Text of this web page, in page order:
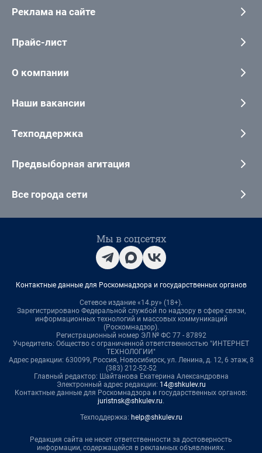
Реклама на сайте
Прайс-лист
О компании
Наши вакансии
Техподдержка
Предвыборная агитация
Все города сети
Мы в соцсетях
Контактные данные для Роскомнадзора и государственных органов
Сетевое издание «14.ру» (18+).
Зарегистрировано Федеральной службой по надзору в сфере связи,
информационных технологий и массовых коммуникаций
(Роскомнадзор).
Регистрационный номер ЭЛ № ФС 77 - 87892
Учредитель: Общество с ограниченной ответственностью "ИНТЕРНЕТ
ТЕХНОЛОГИИ"
Адрес редакции: 630099, Россия, Новосибирск, ул. Ленина, д. 12, 6 этаж, 8
(383) 212-52-52
Главный редактор: Шайтанова Екатерина Александровна
Электронный адрес редакции: 14@shkulev.ru
Контактные данные для Роскомнадзора и государственных органов:
juristnsk@shkulev.ru.
Техподдержка: help@shkulev.ru
Редакция сайта не несет ответственности за достоверность
информации, содержащейся в рекламных объявлениях.